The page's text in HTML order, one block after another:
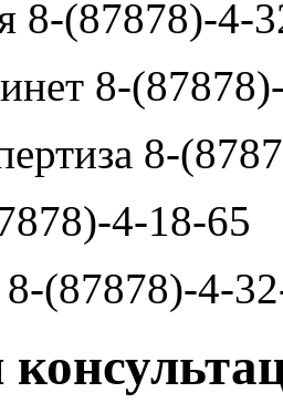
8-(87878)-4-
8-
8-
4-18-65
(87878)-4-